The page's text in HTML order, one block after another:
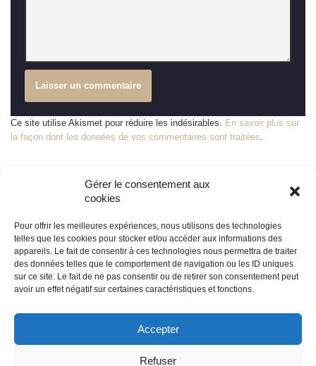
Gérer le consentement aux
cookies
Pour offrir les meilleures expériences, nous utilisons des technologies
telles que les cookies pour stocker et/ou accéder aux informations des
appareils. Le fait de consentir à ces technologies nous permettra de traiter
des données telles que le comportement de navigation ou les ID uniques
sur ce site. Le fait de ne pas consentir ou de retirer son consentement peut
avoir un effet négatif sur certaines caractéristiques et fonctions.
Accepter
Refuser
Ce site utilise Akismet pour réduire les indésirables.
En savoir plus sur
la façon dont les données de vos commentaires sont traitées
© édile
Mentions légales